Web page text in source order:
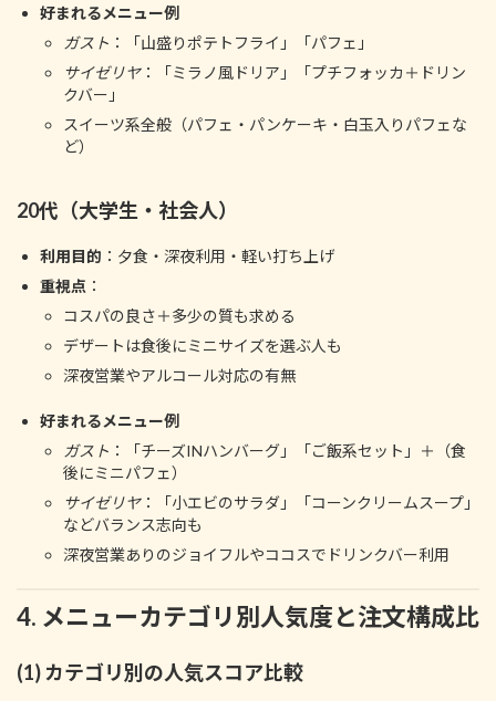
好まれるメニュー例
ガスト ：「山盛りポテトフライ」「パフェ」
サイゼリヤ：「ミラノ風ドリア」「プチフォッカ＋ドリン
クバー」
スイーツ系全般（パフェ・パンケーキ・白玉入りパフェな
ど）
20代（大学生・社会人）
利用目的 ：夕食・深夜利用・軽い打ち上げ
重視点 ：
コスパの良さ＋多少の質も求める
デザートは食後にミニサイズを選ぶ人も
深夜営業やアルコール対応の有無
好まれるメニュー例
ガスト ：「チーズINハンバーグ」「ご飯系セット」＋（食
後にミニパフェ）
サイゼリヤ：「小エビのサラダ」「コーンクリームスープ」
などバランス志向も
深夜営業ありのジョイフルやココスでドリンクバー利用
4. メニューカテゴリ別人気度と注文構成比
(1) カテゴリ別の人気スコア比較